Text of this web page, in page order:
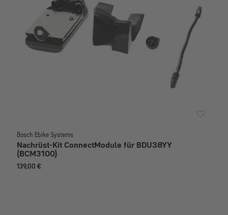
Bosch Ebike Systems
Nachrüst-Kit ConnectModule für BDU38YY
(BCM3100)
139,00 €